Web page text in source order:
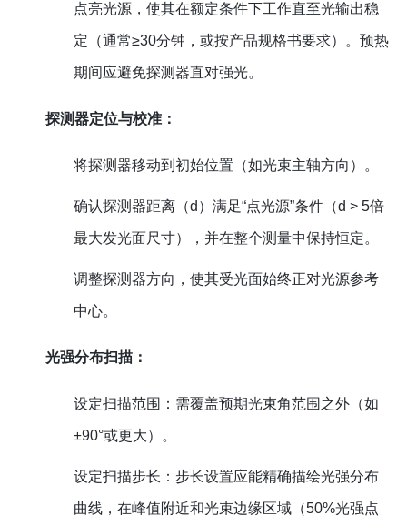
点亮光源，使其在额定条件下工作直至光输出稳
定（通常≥30分钟，或按产品规格书要求）。预热
期间应避免探测器直对强光。
探测器定位与校准：
将探测器移动到初始位置（如光束主轴方向）。
确认探测器距离（d）满足“点光源”条件（d > 5倍
最大发光面尺寸），并在整个测量中保持恒定。
调整探测器方向，使其受光面始终正对光源参考
中心。
光强分布扫描：
设定扫描范围：需覆盖预期光束角范围之外（如
±90°或更大）。
设定扫描步长：步长设置应能精确描绘光强分布
曲线，在峰值附近和光束边缘区域（50%光强点